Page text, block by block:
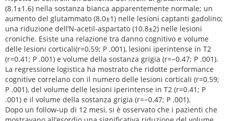
(8.1±1.6) nella sostanza bianca apparentemente normale; un
aumento del glutammato (8.0±1) nelle lesioni captanti gadolino;
una riduzione dell’N-acetil-aspartato (10.8±2) nelle lesioni
croniche. Esiste una relazione tra danno cognitivo e volume
delle lesioni corticali(r=0.59; P .001), lesioni iperintense in T2
(r=0.41; P .001) e volume della sostanza grigia (r=−0.47; P .001).
La regressione logistica ha mostrato che ridotte performance
cognitive correlano con il numero delle lesioni corticali (r=0.59;
P .001), del volume delle lesioni iperintense in T2 (r=0.41; P
.001) e il volume della sostanza grigia (r=−0.47; P .001).
Dopo un follow-up di 12 mesi, si è osservato che i pazienti che